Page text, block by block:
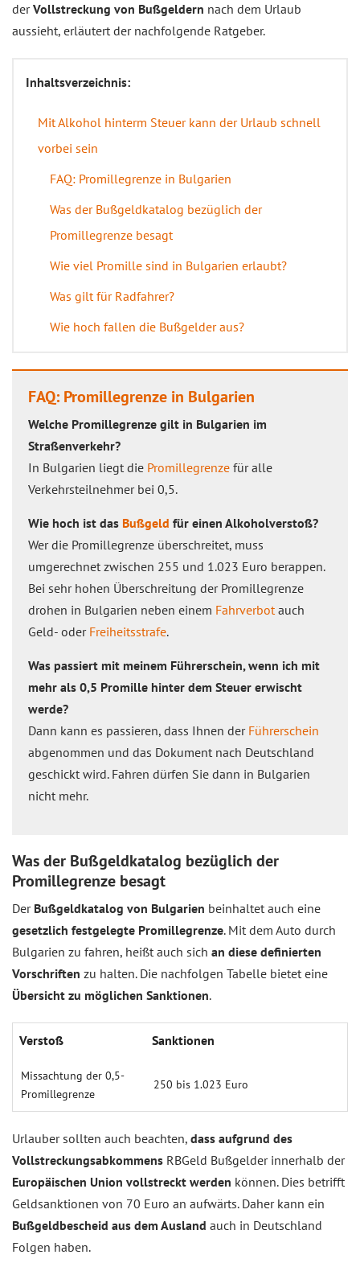
derVollstreckung von Bußgeldern nach dem Urlaub
aussieht, erläutert der nachfolgende Ratgeber.
Inhaltsverzeichnis:
Mit Alkohol hinterm Steuer kann der Urlaub schnell
vorbei sein
FAQ: Promillegrenze in Bulgarien
Was der Bußgeldkatalog bezüglich der
Promillegrenze besagt
Wie viel Promille sind in Bulgarien erlaubt?
Was gilt für Radfahrer?
Wie hoch fallen die Bußgelder aus?
FAQ: Promillegrenze in Bulgarien
Welche Promillegrenze gilt in Bulgarien im
Straßenverkehr?
In Bulgarien liegt die Promillegrenze für alle
Verkehrsteilnehmer bei 0,5.
Wie hoch ist das Bußgeld für einen Alkoholverstoß?
Wer die Promillegrenze überschreitet, muss
umgerechnet zwischen 255 und 1.023 Euro berappen.
Bei sehr hohen Überschreitung der Promillegrenze
drohen in Bulgarien neben einem Fahrverbotauch
Geld- oder Freiheitsstrafe.
Was passiert mit meinem Führerschein, wenn ich mit
mehr als 0,5 Promille hinter dem Steuer erwischt
werde?
Dann kann es passieren, dass Ihnen der Führerschein
abgenommen und das Dokument nach Deutschland
geschickt wird. Fahren dürfen Sie dann in Bulgarien
nicht mehr.
Was der Bußgeldkatalog bezüglich der
Promillegrenze besagt
Der Bußgeldkatalog von Bulgarien beinhaltet auch eine
gesetzlich festgelegte Promillegrenze. Mit dem Auto durch
Bulgarien zu fahren, heißt auch sich an diese definierten
Vorschriften zu halten. Die nachfolgen Tabelle bietet eine
Übersicht zu möglichen Sanktionen.
Verstoß Sanktionen
Missachtung der 0,5-
Promillegrenze
250 bis 1.023 Euro
Urlauber sollten auch beachten, dass aufgrund des
Vollstreckungsabkommens RBGeld Bußgelder innerhalb der
Europäischen Union vollstreckt werden können. Dies betrifft
Geldsanktionen von 70 Euro an aufwärts. Daher kann ein
Bußgeldbescheid aus dem Ausland auch in Deutschland
Folgen haben.